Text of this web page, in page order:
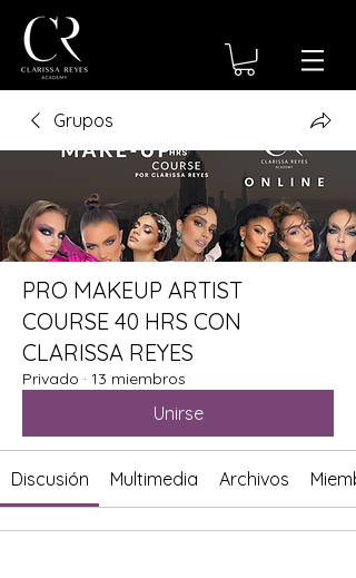
Grupos
PRO MAKEUP ARTIST
COURSE 40 HRS CON
CLARISSA REYES
Privado · 13 miembros
Unirse
Discusión Multimedia Archivos